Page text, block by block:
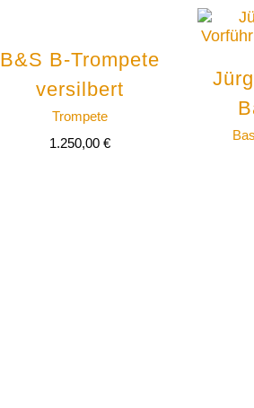
B&S B-Trompete
versilbert
Trompete
1.250,00€